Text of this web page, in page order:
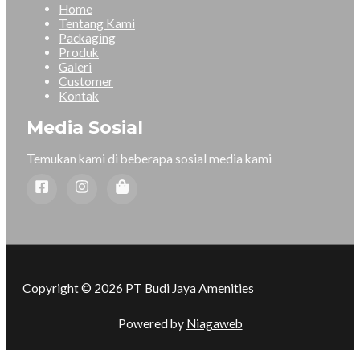
Home
Tentang Kami
Packaging
Produk
Galeri
Customer
Kontak
Media Sosial
Temukan kami di beberapa sosial media kami
Copyright © 2026 PT Budi Jaya Amenities
Powered by Niagaweb